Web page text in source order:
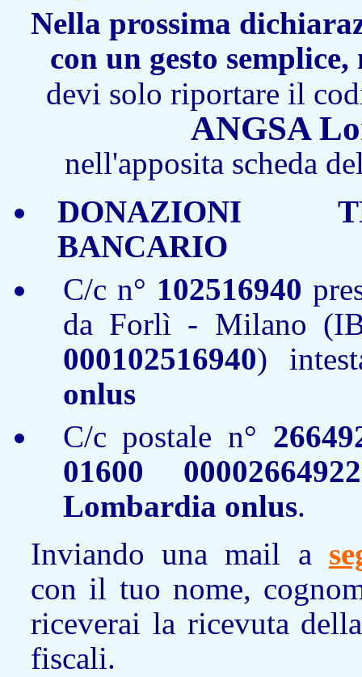
Nella prossima
con un gesto
devi solo riportare il
ANGSA
nell'apposita scheda
DONAZIONI
BANCARIO
C/c n° 102516940
da Forlì - Milano
000102516940)
onlus
C/c postale n°
01600
Lombardia onlus.
Inviando una mail a
con il tuo nome,
riceverai la ricevuta
fiscali.